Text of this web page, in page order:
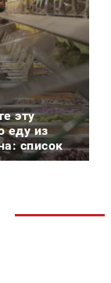
эту
еду из
список